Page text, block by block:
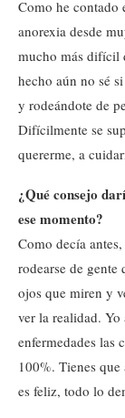
Como he contado
anorexia desde
mucho más difícil
hecho aún no sé
y rodeándote de
Difícilmente se
quererme, a
¿Qué consejo
ese momento?
Como decía
rodearse de gente
ojos que miren y
ver la realidad. Yo
enfermedades las
100%. Tienes
es feliz, todo lo